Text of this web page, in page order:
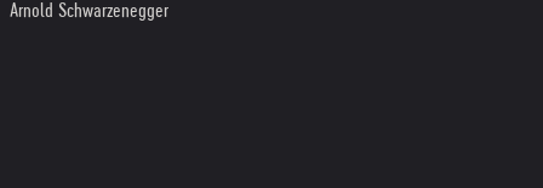
Arnold Schwarzenegger